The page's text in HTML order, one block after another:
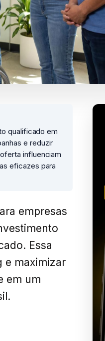
qualificado em
e reduzir
influenciam
eficazes para
empresas
Essa
e maximizar
em um